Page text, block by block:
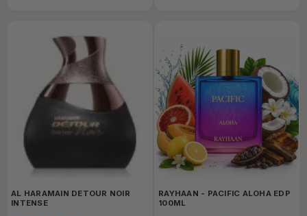
AL HARAMAIN DETOUR NOIR
INTENSE
RAYHAAN - PACIFIC ALOHA EDP
100ML